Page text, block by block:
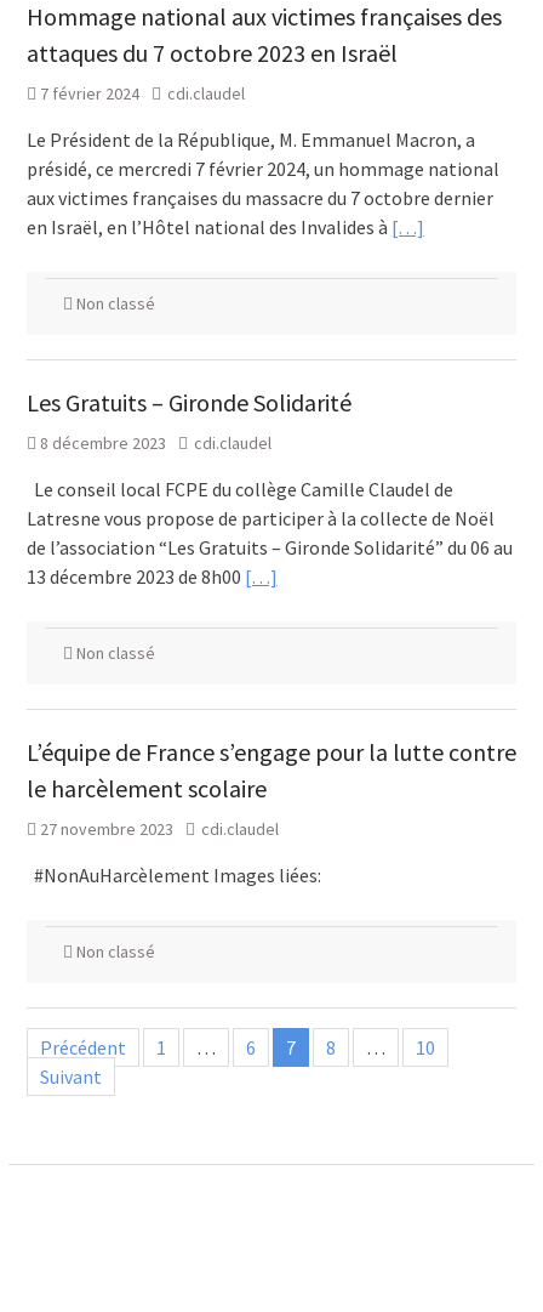
Hommage national aux victimes françaises des
attaques du 7 octobre 2023 en Israël
7 février 2024 cdi.claudel
Le Président de la République, M. Emmanuel Macron, a
présidé, ce mercredi 7 février 2024, un hommage national
aux victimes françaises du massacre du 7 octobre dernier
en Israël, en l’Hôtel national des Invalides à […]
Non classé
Les Gratuits – Gironde Solidarité
8 décembre 2023 cdi.claudel
Le conseil local FCPE du collège Camille Claudel de
Latresne vous propose de participer à la collecte de Noël
de l’association “Les Gratuits – Gironde Solidarité” du 06 au
13 décembre 2023 de 8h00 […]
Non classé
L’équipe de France s’engage pour la lutte contre
le harcèlement scolaire
27 novembre 2023 cdi.claudel
#NonAuHarcèlement Images liées:
Non classé
Pagination
des
publications
Précédent 1 … 6 7 8 …
10
Suivant